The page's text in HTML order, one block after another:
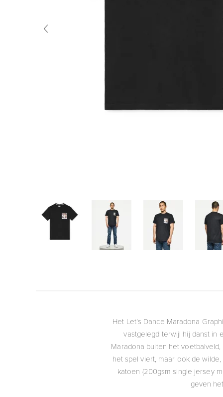
Het Let’s Dance Maradona
vastgelegd terwijl hij danst in
Maradona buiten het
het spel viert, maar ook de
katoen (200gsm single jersey
geven